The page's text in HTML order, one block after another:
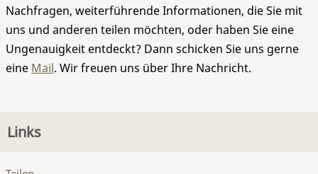
Nachfragen, weiterführende Informationen, die Sie mit
uns und anderen teilen möchten, oder haben Sie eine
Ungenauigkeit entdeckt? Dann schicken Sie uns gerne
eine Mail. Wir freuen uns über Ihre Nachricht.
Links